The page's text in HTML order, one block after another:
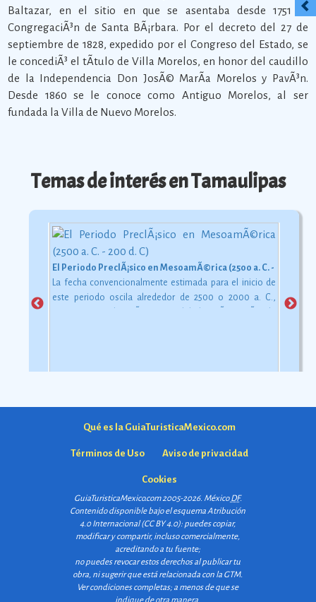
Baltazar, en el sitio en que se asentaba desde 1751 la
CongregaciÃ³n de Santa BÃ¡rbara. Por el decreto del 27 de
septiembre de 1828, expedido por el Congreso del Estado, se
le concediÃ³ el tÃ­tulo de Villa Morelos, en honor del caudillo
de la Independencia Don JosÃ© MarÃ­a Morelos y PavÃ³n.
Desde 1860 se le conoce como Antiguo Morelos, al ser
fundada la Villa de Nuevo Morelos.
Temas de interés en Tamaulipas
El Periodo PreclÃ¡sico en MesoamÃ©rica (2500 a. C. - 200 d. C)
La fecha convencionalmente estimada para el inicio de
este periodo oscila alrededor de 2500 o 2000 a. C.,
Qué es la GuiaTuristicaMexico.com
Términos de Uso Aviso de privacidad
Cookies
GuiaTuristicaMexico.com 2005-2026. MéxicoDF.
Contenido disponible bajo el esquemaAtribución
4.0 Internacional (CC BY 4.0): puedes copiar,
modificar y compartir, incluso comercialmente,
acreditando a tu fuente;
no puedes revocar estos derechos al publicar tu
obra, ni sugerir que está relacionada con la GTM.
Ver condiciones completas; a menos de que se